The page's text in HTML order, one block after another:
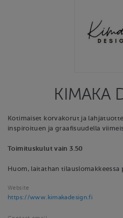
KIMAKA
Kotimaiset korvakorut ja
inspiroituen ja graafisuudella
Toimituskulut vain 3.50
Huom, laitathan
Website
https://www.kimakadesign.fi